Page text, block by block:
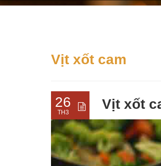
Vịt xốt cam
26
TH3
Vịt xốt